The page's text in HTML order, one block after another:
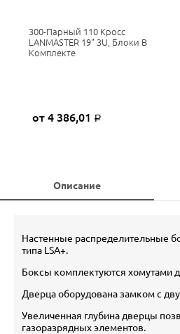
300-Парный 110 Кросс
LANMASTER 19" 3U, Блоки В
Комплекте
от 4 386,01 Р
Описание
Настенные распределительные
типа LSA+.
Боксы комплектуются хомутами
Дверца оборудована замком с
Увеличенная глубина дверцы
газоразрядных элементов.